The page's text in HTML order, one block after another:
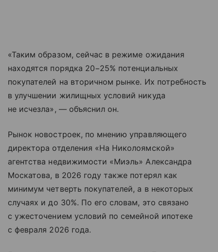
«Таким образом, сейчас в режиме ожидания
находятся порядка 20−25% потенциальных
покупателей на вторичном рынке. Их потребность
в улучшении жилищных условий никуда
не исчезла», — объяснил он.
Рынок новостроек, по мнению управляющего
директора отделения «На Николоямской»
агентства недвижимости «Миэль» Александра
Москатова, в 2026 году также потерял как
минимум четверть покупателей, а в некоторых
случаях и до 30%. По его словам, это связано
с ужесточением условий по семейной ипотеке
с февраля 2026 года.